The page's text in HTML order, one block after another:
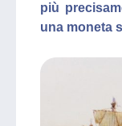
più
una moneta